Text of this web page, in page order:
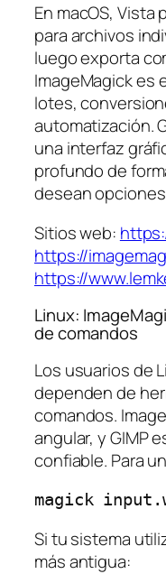
En macOS,
para archivos
luego exporta
ImageMagick es
lotes,
automatización.
una interfaz
profundo de
desean
Sitios web:
https://
https://
Linux:
de comandos
Los usuarios de
dependen de
comandos.
angular, y GIMP
confiable. Para
Si tu sistema
más antigua: